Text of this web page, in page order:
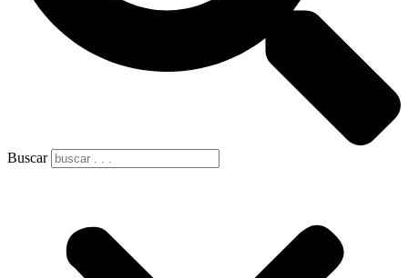
Buscar